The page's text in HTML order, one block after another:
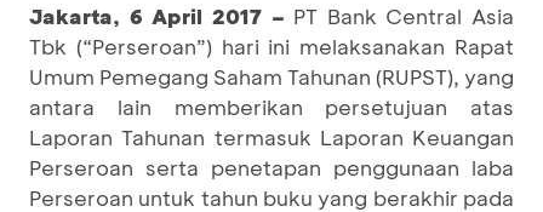
Jakarta, 6 April 2017– PT Bank Central Asia
Tbk (“Perseroan”) hari ini melaksanakan Rapat
Umum Pemegang Saham Tahunan (RUPST), yang
antara lain memberikan persetujuan atas
Laporan Tahunan termasuk Laporan Keuangan
Perseroan serta penetapan penggunaan laba
Perseroan untuk tahun buku yang berakhir pada